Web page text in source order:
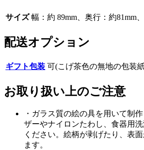
サイズ 幅：約 89mm、奥行：約81mm
配送オプション
ギフト包装 可(こげ茶色の無地の包装
お取り扱い上のご注意
・ガラス質の絵の具を用いて制
ザーやナイロンたわし、食器用
ください。絵柄が剥げたり、表
ます。